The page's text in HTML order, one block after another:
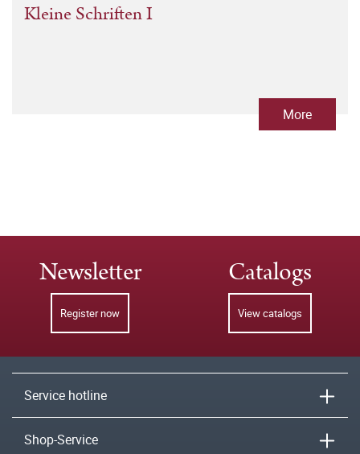
Kleine Schriften I
More
Newsletter
Register now
Catalogs
View catalogs
Service hotline
Shop-Service